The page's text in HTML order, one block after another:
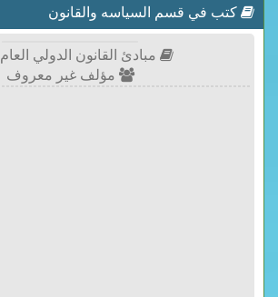
كتب في قسم السياسه والقانون
مبادئ القانون الدولي العام PDF
مؤلف غير معروف